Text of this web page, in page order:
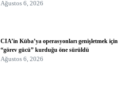
Ağustos 6, 2026
CIA’in Küba’ya operasyonları genişletmek için
“görev gücü” kurduğu öne sürüldü
Ağustos 6, 2026